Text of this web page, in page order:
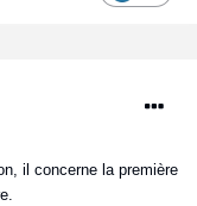
il concerne la première